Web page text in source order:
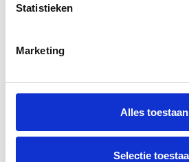
Statistieken
Marketing
Alles toestaan
Selectie